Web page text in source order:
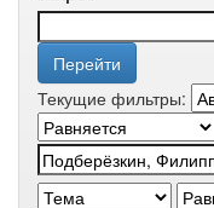
Текущие фильтры: